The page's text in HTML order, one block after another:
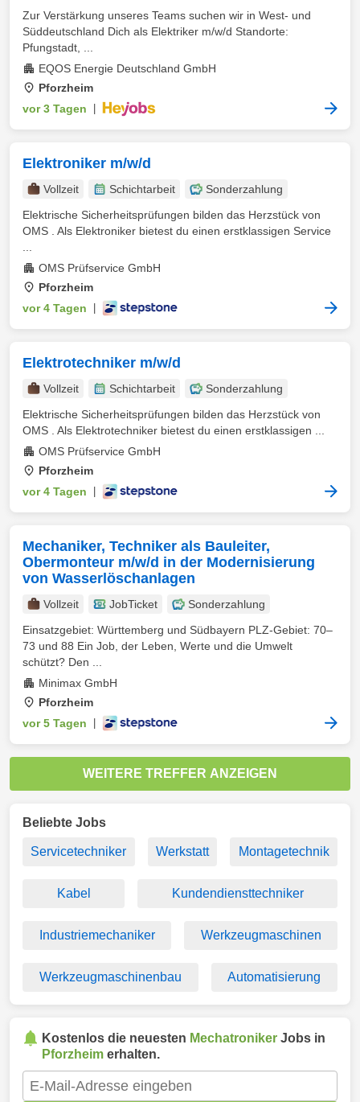
Zur Verstärkung unseres Teams suchen wir in West- und
Süddeutschland Dich als Elektriker m/w/d Standorte:
Pfungstadt, ...
EQOS Energie Deutschland GmbH
Pforzheim
vor 3 Tagen
Elektroniker m/w/d
Vollzeit Schichtarbeit
Sonderzahlung
Elektrische Sicherheitsprüfungen bilden das Herzstück von
OMS . Als Elektroniker bietest du einen erstklassigen Service
OMS Prüfservice GmbH
Pforzheim
vor 4 Tagen
Elektrotechniker m/w/d
Vollzeit Schichtarbeit
Sonderzahlung
Elektrische Sicherheitsprüfungen bilden das Herzstück von
OMS . Als Elektrotechniker bietest du einen erstklassigen ...
OMS Prüfservice GmbH
Pforzheim
vor 4 Tagen
Mechaniker, Techniker als Bauleiter,
Obermonteur m/w/d in der Modernisierung
von Wasserlöschanlagen
Vollzeit JobTicket
Sonderzahlung
Einsatzgebiet: Württemberg und Südbayern PLZ‑Gebiet: 70–
73 und 88 Ein Job, der Leben, Werte und die Umwelt
schützt? Den ...
Minimax GmbH
Pforzheim
vor 5 Tagen
WEITERE TREFFER ANZEIGEN
Beliebte Jobs
Servicetechniker Werkstatt Montagetechnik
Kabel Kundendiensttechniker
Industriemechaniker Werkzeugmaschinen
Werkzeugmaschinenbau Automatisierung
Kostenlos die neuesten Mechatroniker Jobs in
Pforzheim erhalten.